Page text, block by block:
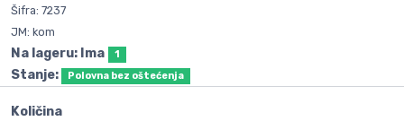
Šifra: 7237
JM: kom
Na lageru: Ima 1
Stanje: Polovna bez oštećenja
Količina